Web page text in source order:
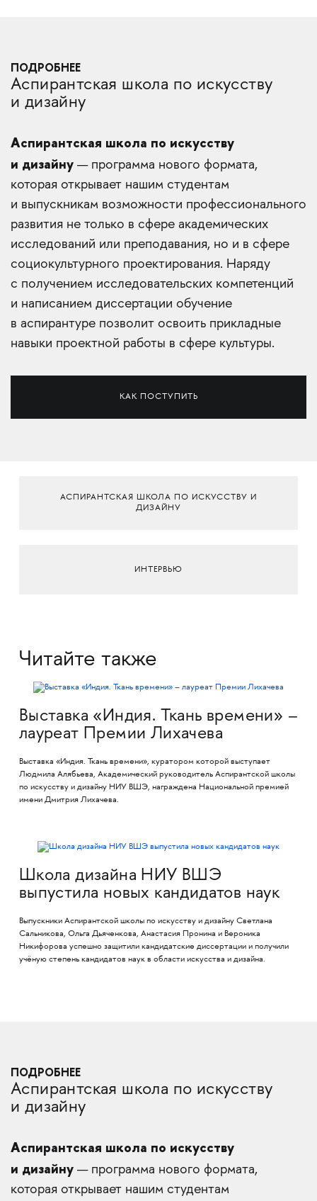
ПОДРОБНЕЕ
Аспирантская школа по искусству
и дизайну
Аспирантская школа по искусству
и дизайну — программа нового формата,
которая открывает нашим студентам
и выпускникам возможности профессионального
развития не только в сфере академических
исследований или преподавания, но и в сфере
социокультурного проектирования. Наряду
с получением исследовательских компетенций
и написанием диссертации обучение
в аспирантуре позволит освоить прикладные
навыки проектной работы в сфере культуры.
КАК ПОСТУПИТЬ
АСПИРАНТСКАЯ ШКОЛА ПО ИСКУССТВУ И
ДИЗАЙНУ
ИНТЕРВЬЮ
Читайте также
Выставка «Индия. Ткань времени» –
лауреат Премии Лихачева
Выставка «Индия. Ткань времени», куратором которой выступает
Людмила Алябьева, Академический руководитель Аспирантской школы
по искусству и дизайну НИУ ВШЭ, награждена Национальной премией
имени Дмитрия Лихачева.
Школа дизайна НИУ ВШЭ
выпустила новых кандидатов наук
Выпускники Аспирантской школы по искусству и дизайну Светлана
Сальникова, Ольга Дьяченкова, Анастасия Пронина и Вероника
Никифорова успешно защитили кандидатские диссертации и получили
учёную степень кандидатов наук в области искусства и дизайна.
ПОДРОБНЕЕ
Аспирантская школа по искусству
и дизайну
Аспирантская школа по искусству
и дизайну — программа нового формата,
которая открывает нашим студентам